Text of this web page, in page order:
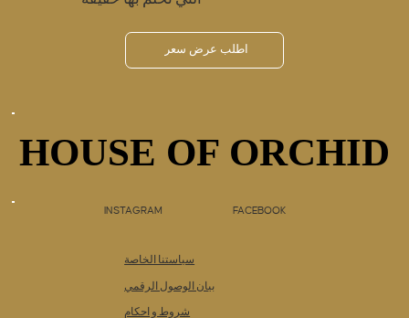
اطلب عرض سعر
HOUSE OF ORCHID
HOUSE OF ORCHID
INSTAGRAM FACEBOOK
سياستنا الخاصة
شروط و احكام
بيان الوصول الرقمي